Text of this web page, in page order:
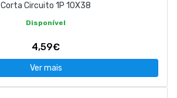
Corta Circuito 1P 10X38
Disponível
4,59€
Ver mais